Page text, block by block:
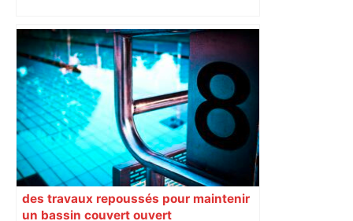
30 000 personnes attendues pour la
Marche des fiertés à Toulouse :
parcours, horaires et after-pride, voici
le programme – Actu.fr
des travaux repoussés pour maintenir
un bassin couvert ouvert